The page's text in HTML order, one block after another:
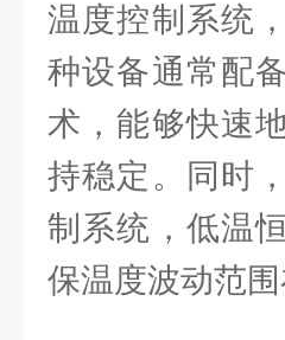
温度控制系统
种设备通常配
术，能够快速
持稳定。同时
制系统，低温
保温度波动范